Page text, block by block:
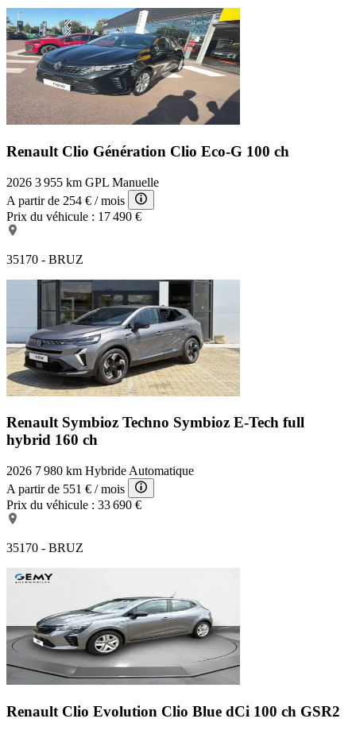
Renault Clio Génération Clio Eco-G 100 ch
2026 3 955 km GPL Manuelle
A partir de 254 € / mois
Prix du véhicule : 17 490 €
35170 - BRUZ
Renault Symbioz Techno Symbioz E-Tech full
hybrid 160 ch
2026 7 980 km Hybride Automatique
A partir de 551 € / mois
Prix du véhicule : 33 690 €
35170 - BRUZ
Renault Clio Evolution Clio Blue dCi 100 ch GSR2